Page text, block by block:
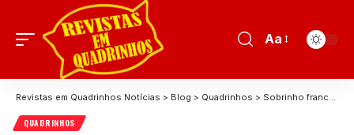
Aa
Revistas em Quadrinhos Notícias > Blog > Quadrinhos > Sobrinho francês se inspira em Roberto Drummond para criar HQ política
QUADRINHOS